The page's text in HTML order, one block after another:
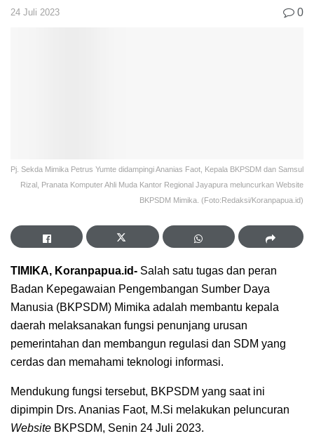
24 Juli 2023 0
Pj. Sekda Mimika Petrus Yumte didampingi Ananias Faot, Kepala BKPSDM dan Samsul
Rizal, Pranata Komputer Ahli Muda Kantor Regional Jayapura meluncurkan Website
BKPSDM Mimika. (Foto:Redaksi/Koranpapua.id)
TIMIKA, Koranpapua.id- Salah satu tugas dan peran
Badan Kepegawaian Pengembangan Sumber Daya
Manusia (BKPSDM) Mimika adalah membantu kepala
daerah melaksanakan fungsi penunjang urusan
pemerintahan dan membangun regulasi dan SDM yang
cerdas dan memahami teknologi informasi.
Mendukung fungsi tersebut, BKPSDM yang saat ini
dipimpin Drs. Ananias Faot, M.Si melakukan peluncuran
Website BKPSDM, Senin 24 Juli 2023.